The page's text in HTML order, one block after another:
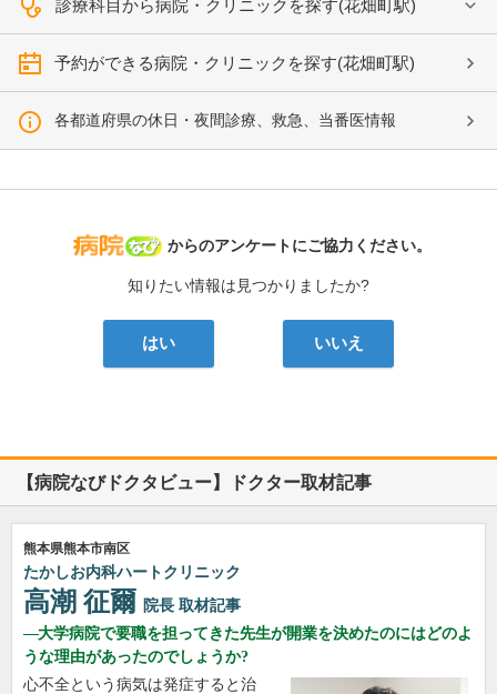
診療科目から病院・クリニックを探す(花畑町駅)
予約ができる病院・クリニックを探す(花畑町駅)
各都道府県の休日・夜間診療、救急、当番医情報
病院なび
からのアンケートにご協力ください。
知りたい情報は見つかりましたか?
はい いいえ
【病院なびドクタビュー】ドクター取材記事
熊本県熊本市南区
たかしお内科ハートクリニック
高潮 征爾 院長 取材記事
大学病院で要職を担ってきた先生が開業を決めたのにはどのよ
うな理由があったのでしょうか?
心不全という病気は発症すると治